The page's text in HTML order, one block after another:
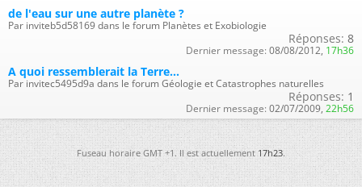
de l'eau sur une autre planète ?
Par inviteb5d58169 dans le forum Planètes et Exobiologie
Réponses: 8
Dernier message: 08/08/2012, 17h36
A quoi ressemblerait la Terre...
Par invitec5495d9a dans le forum Géologie et Catastrophes naturelles
Réponses: 1
Dernier message: 02/07/2009, 22h56
Fuseau horaire GMT +1. Il est actuellement17h23.